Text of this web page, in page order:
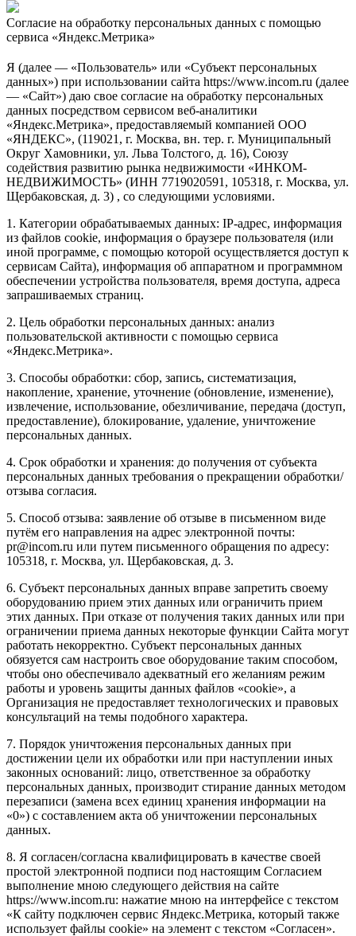
Согласие на обработку персональных данных с помощью
сервиса «Яндекс.Метрика»
Я (далее — «Пользователь» или «Субъект персональных
данных») при использовании сайта https://www.incom.ru (далее
— «Сайт») даю свое согласие на обработку персональных
данных посредством сервисом веб-аналитики
«Яндекс.Метрика», предоставляемый компанией ООО
«ЯНДЕКС», (119021, г. Москва, вн. тер. г. Муниципальный
Округ Хамовники, ул. Льва Толстого, д. 16), Союзу
содействия развитию рынка недвижимости «ИНКОМ-
НЕДВИЖИМОСТЬ» (ИНН 7719020591, 105318, г. Москва, ул.
Щербаковская, д. 3) , со следующими условиями.
1. Категории обрабатываемых данных: IP-адрес, информация
из файлов cookie, информация о браузере пользователя (или
иной программе, с помощью которой осуществляется доступ к
сервисам Сайта), информация об аппаратном и программном
обеспечении устройства пользователя, время доступа, адреса
запрашиваемых страниц.
2. Цель обработки персональных данных: анализ
пользовательской активности с помощью сервиса
«Яндекс.Метрика».
3. Способы обработки: сбор, запись, систематизация,
накопление, хранение, уточнение (обновление, изменение),
извлечение, использование, обезличивание, передача (доступ,
предоставление), блокирование, удаление, уничтожение
персональных данных.
4. Срок обработки и хранения: до получения от субъекта
персональных данных требования о прекращении обработки/
отзыва согласия.
5. Способ отзыва: заявление об отзыве в письменном виде
путём его направления на адрес электронной почты:
pr@incom.ru или путем письменного обращения по адресу:
105318, г. Москва, ул. Щербаковская, д. 3.
6. Субъект персональных данных вправе запретить своему
оборудованию прием этих данных или ограничить прием
этих данных. При отказе от получения таких данных или при
ограничении приема данных некоторые функции Сайта могут
работать некорректно. Субъект персональных данных
обязуется сам настроить свое оборудование таким способом,
чтобы оно обеспечивало адекватный его желаниям режим
работы и уровень защиты данных файлов «cookie», а
Организация не предоставляет технологических и правовых
консультаций на темы подобного характера.
7. Порядок уничтожения персональных данных при
достижении цели их обработки или при наступлении иных
законных оснований: лицо, ответственное за обработку
персональных данных, производит стирание данных методом
перезаписи (замена всех единиц хранения информации на
«0») с составлением акта об уничтожении персональных
данных.
8. Я согласен/согласна квалифицировать в качестве своей
простой электронной подписи под настоящим Согласием
выполнение мною следующего действия на сайте
https://www.incom.ru: нажатие мною на интерфейсе с текстом
«К сайту подключен сервис Яндекс.Метрика, который также
использует файлы cookie» на элемент с текстом «Согласен».